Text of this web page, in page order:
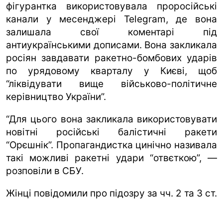
фігурантка використовувала проросійські
канали у месенджері Telegram, де вона
залишала свої коментарі під
антиукраїнськими дописами. Вона закликала
росіян завдавати ракетно-бомбових ударів
по урядовому кварталу у Києві, щоб
“ліквідувати вище військово-політичне
керівництво України”.
“Для цього вона закликала використовувати
новітні російські балістичні ракети
“Орєшнік”. Пропагандистка цинічно називала
такі можливі ракетні удари “отвєткою”, —
розповіли в СБУ.
Жінці повідомили про підозру за чч. 2 та 3 ст.